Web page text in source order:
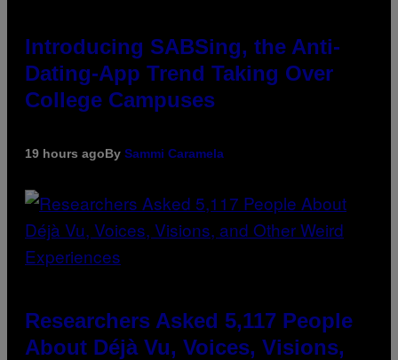
Introducing SABSing, the Anti-
Dating-App Trend Taking Over
College Campuses
19 hours agoBy Sammi Caramela
Researchers Asked 5,117 People
About Déjà Vu, Voices, Visions,